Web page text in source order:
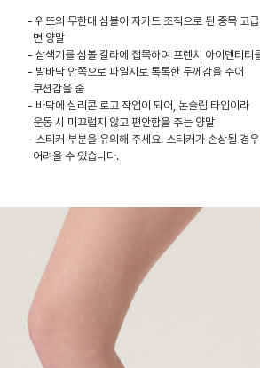
- 위뜨의 무한대 심볼이 자카드 조직으로 된 중목 고급
면 양말
- 삼색기를 심볼 칼라에 접목하여 프렌치 아이덴티티
- 발바닥 안쪽으로 파일지로 톡톡한 두께감을 주어
쿠션감을 줌
- 바닥에 실리콘 로고 작업이 되어, 논슬립 타입이라
운동 시 미끄럽지 않고 편안함을 주는 양말
- 스티커 부분을 유의해 주세요. 스티커가 손상될 경우
어려울 수 있습니다.